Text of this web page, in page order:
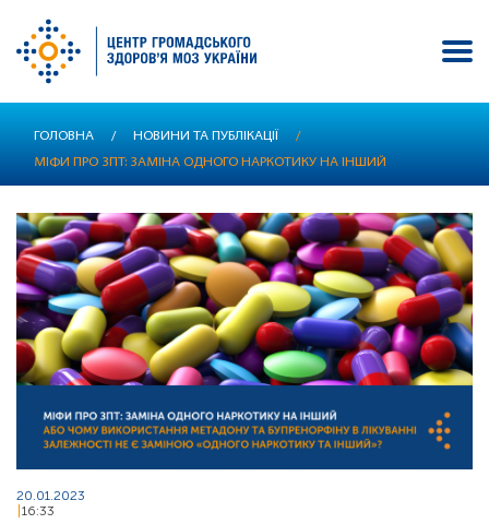
основного
ГОЛОВНА / НОВИНИ ТА ПУБЛІКАЦІЇ
/
МІФИ ПРО ЗПТ: ЗАМІНА ОДНОГО НАРКОТИКУ НА ІНШИЙ
20.01.2023
16:33